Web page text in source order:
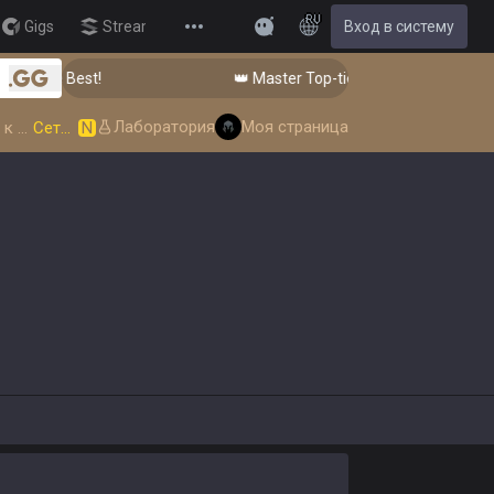
Gigs Streamer Overlay Feedback
RU Вход в систему
.gg
the Best! 👑 Master Top-tier Comps from the
Руководство к игре Сет 18 N Лаборатория Моя страница